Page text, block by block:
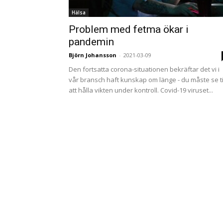
Hälsa
Problem med fetma ökar i
pandemin
Björn Johansson - 2021-03-09
Den fortsatta corona-situationen bekräftar det vi i
vår bransch haft kunskap om länge - du måste se
att hålla vikten under kontroll. Covid-19 viruset...